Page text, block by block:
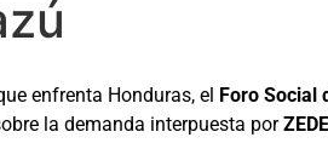
enfrenta Honduras, el Foro Social
la demanda interpuesta por